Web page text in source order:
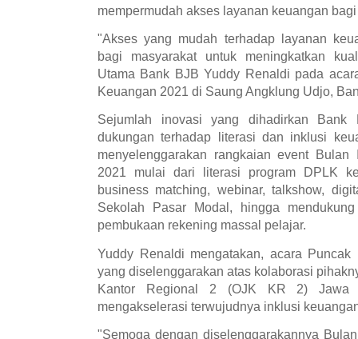
mempermudah akses layanan keuangan
"Akses yang mudah terhadap layanan
bagi masyarakat untuk meningkatkan
Utama Bank BJB Yuddy Renaldi pada
Keuangan 2021 di Saung Angklung Udjo,
Sejumlah inovasi yang dihadirkan Bank
dukungan terhadap literasi dan inklusi
menyelenggarakan rangkaian event
2021 mulai dari literasi program DPLK
business matching, webinar, talkshow,
Sekolah Pasar Modal, hingga
pembukaan rekening massal pelajar.
Yuddy Renaldi mengatakan, acara
yang diselenggarakan atas kolaborasi
Kantor Regional 2 (OJK KR 2) Jawa
mengakselerasi terwujudnya inklusi
"Semoga dengan diselenggarakannya